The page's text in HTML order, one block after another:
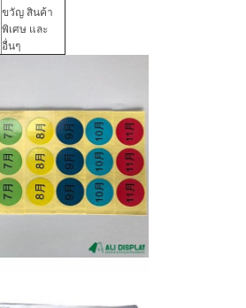
ขวัญ สินค้า
พิเศษ และ
อื่นๆ